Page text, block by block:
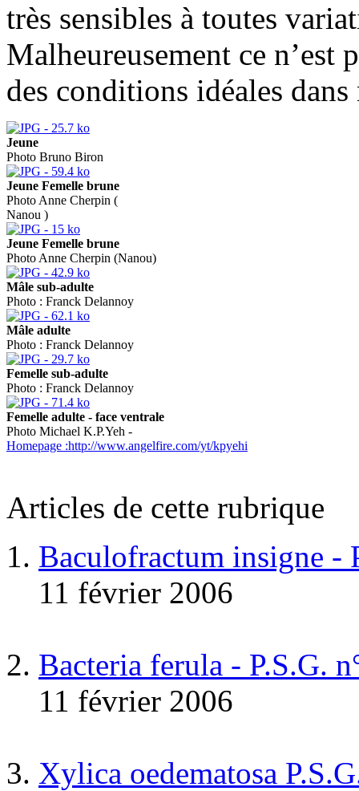
très sensibles à toutes
Malheureusement ce
des conditions idéales
Jeune
Photo Bruno Biron
Jeune Femelle brune
Photo Anne Cherpin (
Nanou )
Jeune Femelle brune
Photo Anne Cherpin (Nanou)
Mâle sub-adulte
Photo : Franck Delannoy
Mâle adulte
Photo : Franck Delannoy
Femelle sub-adulte
Photo : Franck Delannoy
Femelle adulte - face ventrale
Photo Michael K.P.Yeh -
Homepage :http://www.angelfire.com/yt/kpyehi
Articles de cette rubrique
Baculofractum insigne -
11 février 2006
Bacteria ferula - P.S.G.
11 février 2006
Xylica oedematosa